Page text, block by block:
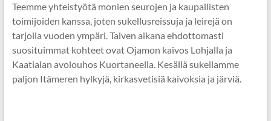
Teemme yhteistyötä monien seurojen ja kaupallisten
toimijoiden kanssa, joten sukellusreissuja ja leirejä on
tarjolla vuoden ympäri. Talven aikana ehdottomasti
suosituimmat kohteet ovat Ojamon kaivos Lohjalla ja
Kaatialan avolouhos Kuortaneella. Kesällä sukellamme
paljon Itämeren hylkyjä, kirkasvetisiä kaivoksia ja järviä.